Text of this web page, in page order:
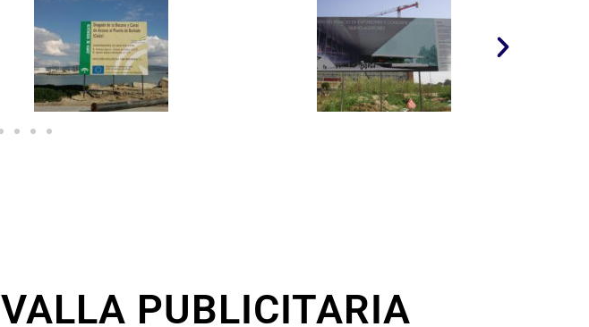
VALLA PUBLICITARIA